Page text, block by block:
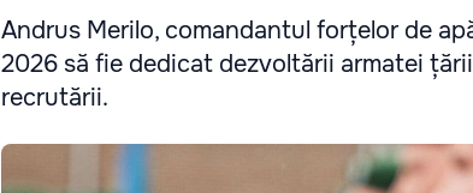
Andrus Merilo, comandantul forțelor de
2026 să fie dedicat dezvoltării armatei
recrutării.